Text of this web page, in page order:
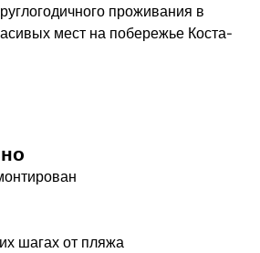
проживания в
мест на побережье Коста-
шагах от пляжа